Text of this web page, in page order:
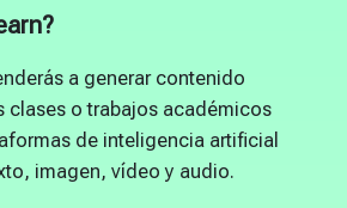
a generar contenido
clases o trabajos académicos
de inteligencia artificial
imagen, vídeo y audio.